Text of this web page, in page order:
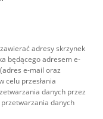
adresy skrzynek
będącego adresem e-
e-mail oraz
celu przesłania
danych przez
danych